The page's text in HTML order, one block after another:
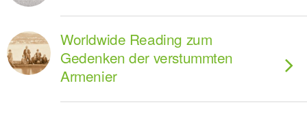
Worldwide Reading zum
Gedenken der verstummten
Armenier